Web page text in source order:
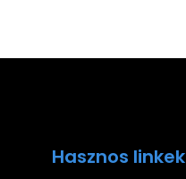
Hasznos linkek